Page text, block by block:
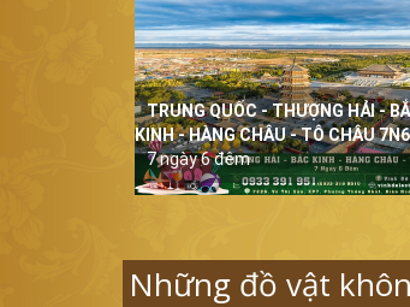
TRUNG QUỐC - THƯỢNG HẢI -
KINH - HÀNG CHÂU - TÔ CHÂU
7 ngày 6 đêm
Những đồ vật